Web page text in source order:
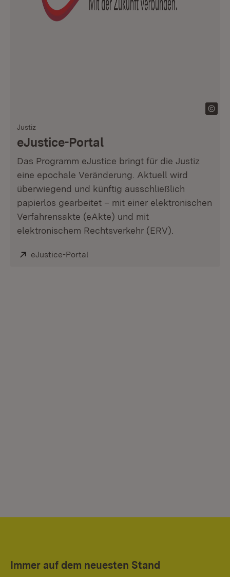
Justiz
eJustice-Portal
Das Programm eJustice bringt für die Justiz
eine epochale Veränderung. Aktuell wird
überwiegend und künftig ausschließlich
papierlos gearbeitet – mit einer elektronischen
Verfahrensakte (eAkte) und mit
elektronischem Rechtsverkehr (ERV).
Extern:
eJustice-Portal
Immer auf dem neuesten Stand